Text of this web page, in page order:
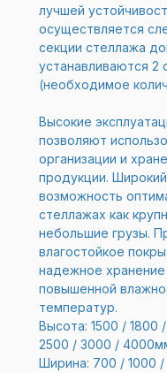
лучшей
осуществляется
секции стеллажа
устанавливаются 2
(необходимое
Высокие
позволяют
организации и
продукции.
возможность
стеллажах как
небольшие грузы.
влагостойкое
надежное
повышенной
температур.
Высота: 1500 /
2500 / 3000 /
Ширина: 700 / 1000 /